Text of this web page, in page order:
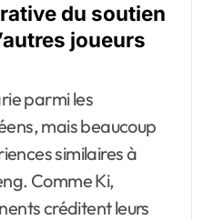
du soutien
joueurs
parmi les
mais beaucoup
similaires à
Comme Ki,
créditent leurs